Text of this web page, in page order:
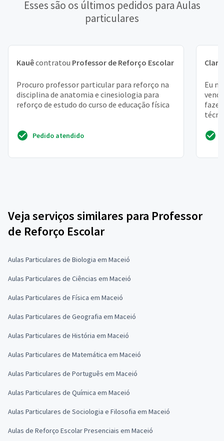
Esses são os últimos pedidos para Aulas
particulares
Kauêcontratou Professor de Reforço Escolar
Procuro professor particular para reforço na
disciplina de anatomia e cinesiologia para
reforço de estudo do curso de educação física
Pedido atendido
Clara
Eu
fazer
Veja serviços similares para Professor
de Reforço Escolar
Aulas Particulares de Biologia em Maceió
Aulas Particulares de Ciências em Maceió
Aulas Particulares de Física em Maceió
Aulas Particulares de Geografia em Maceió
Aulas Particulares de História em Maceió
Aulas Particulares de Matemática em Maceió
Aulas Particulares de Português em Maceió
Aulas Particulares de Química em Maceió
Aulas Particulares de Sociologia e Filosofia em Maceió
Aulas de Reforço Escolar Presenciais em Maceió